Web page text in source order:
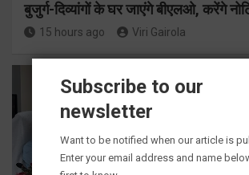
बुजुर्ग-दिव्यांगों के घर जाएंगे बीएलओ, करेंगे
15 hours ago Viri Gairola
Subscribe to our
newsletter
Want to be notified when our article is
Enter your email address and name